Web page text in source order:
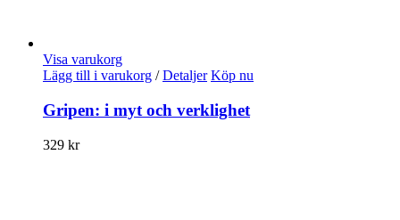
Visa varukorg
Lägg till i varukorg / Detaljer Köp nu
Gripen: i myt och verklighet
329 kr